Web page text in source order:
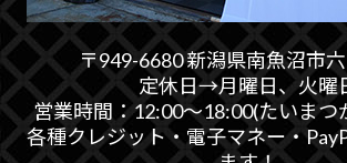
〒949-6680 新潟県南魚沼市
定休日→月曜日、火曜
営業時間：12:00～18:00(たいまつ
各種クレジット・電子マネー・